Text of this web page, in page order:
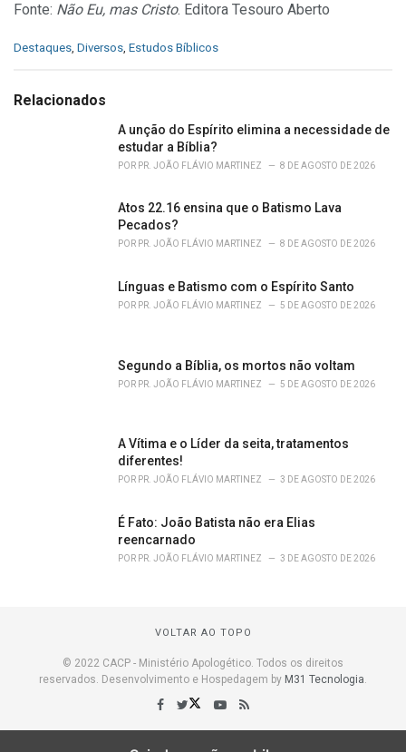
Fonte: Não Eu, mas Cristo. Editora Tesouro Aberto
C
e
Destaques, Diversos, Estudos Bíblicos
Relacionados
A unção do Espírito elimina a necessidade de
estudar a Bíblia?
POR PR. JOÃO FLÁVIO MARTINEZ 8 DE AGOSTO DE 2026
Atos 22.16 ensina que o Batismo Lava
Pecados?
POR PR. JOÃO FLÁVIO MARTINEZ 8 DE AGOSTO DE 2026
Línguas e Batismo com o Espírito Santo
POR PR. JOÃO FLÁVIO MARTINEZ 5 DE AGOSTO DE 2026
Segundo a Bíblia, os mortos não voltam
POR PR. JOÃO FLÁVIO MARTINEZ 5 DE AGOSTO DE 2026
A Vítima e o Líder da seita, tratamentos
diferentes!
POR PR. JOÃO FLÁVIO MARTINEZ 3 DE AGOSTO DE 2026
É Fato: João Batista não era Elias
reencarnado
POR PR. JOÃO FLÁVIO MARTINEZ 3 DE AGOSTO DE 2026
VOLTAR AO TOPO
© 2022 CACP - Ministério Apologético. Todos os direitos
reservados. Desenvolvimento e Hospedagem by M31 Tecnologia